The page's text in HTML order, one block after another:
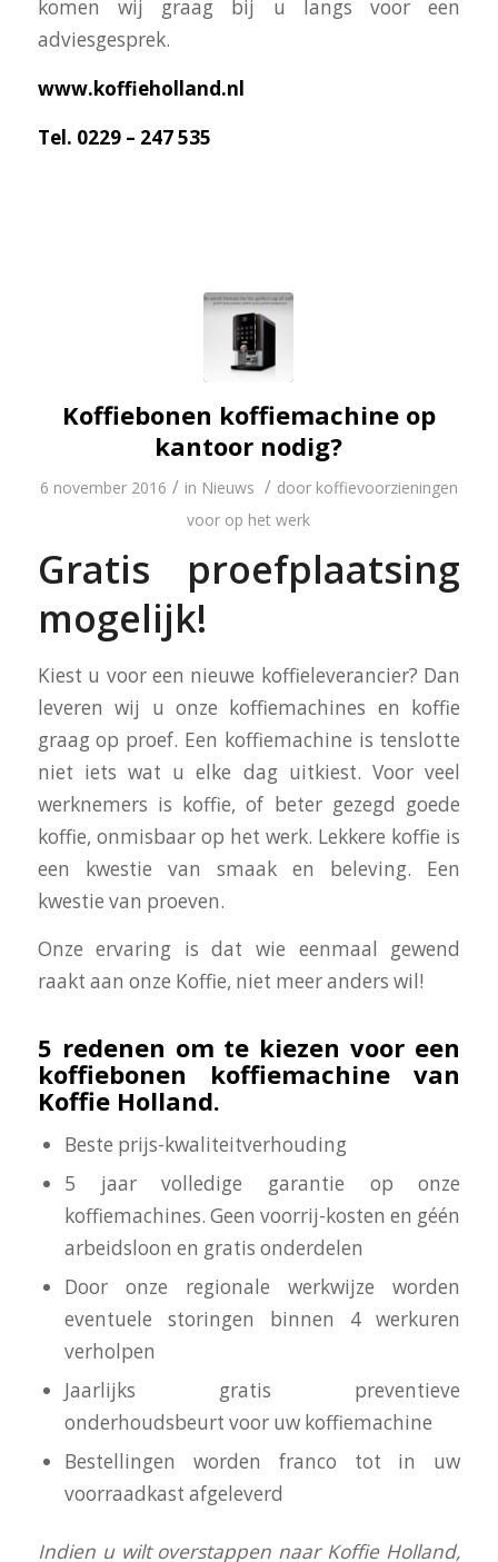
komen wij graag bij u langs voor een
adviesgesprek.
www.koffieholland.nl
Tel. 0229 – 247 535
Koffiebonen koffiemachine op
kantoor nodig?
6 november 2016 / in Nieuws / door koffievoorzieningen
voor op het werk
Gratis proefplaatsing
mogelijk!
Kiest u voor een nieuwe koffieleverancier? Dan
leveren wij u onze koffiemachines en koffie
graag op proef. Een koffiemachine is tenslotte
niet iets wat u elke dag uitkiest. Voor veel
werknemers is koffie, of beter gezegd goede
koffie, onmisbaar op het werk. Lekkere koffie is
een kwestie van smaak en beleving. Een
kwestie van proeven.
Onze ervaring is dat wie eenmaal gewend
raakt aan onze Koffie, niet meer anders wil!
5 redenen om te kiezen voor een
koffiebonen koffiemachine van
Koffie Holland.
Beste prijs-kwaliteitverhouding
5 jaar volledige garantie op onze
koffiemachines. Geen voorrij-kosten en géén
arbeidsloon en gratis onderdelen
Door onze regionale werkwijze worden
eventuele storingen binnen 4 werkuren
verholpen
Jaarlijks gratis preventieve
onderhoudsbeurt voor uw koffiemachine
Bestellingen worden franco tot in uw
voorraadkast afgeleverd
Indien u wilt overstappen naar Koffie Holland,